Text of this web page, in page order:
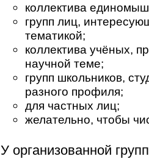
коллектива
групп лиц,
тематикой;
коллектива учёных,
научной теме;
групп школьников,
разного профиля;
для частных лиц;
желательно, чтобы
У организованной